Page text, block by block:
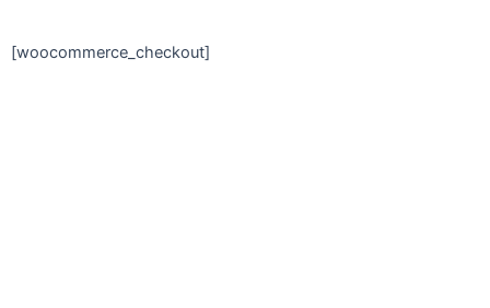
[woocommerce_checkout]